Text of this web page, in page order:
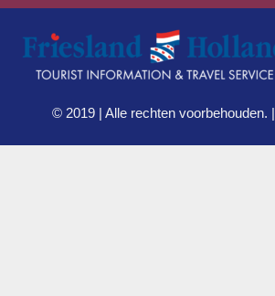
© 2019 | Alle rechten voorbehouden. |